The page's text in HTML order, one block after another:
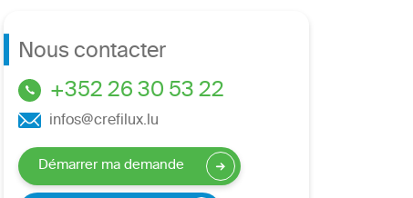
Nous contacter
+352 26 30 53 22
infos@crefilux.lu
Démarrer ma demande